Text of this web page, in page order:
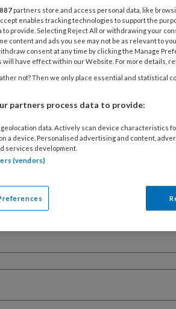
lezen?
lees 2 artikelen gratis per maand
887 partners store and access personal data, like
enables tracking technologies to support the
to provide. Selecting Reject All or withdrawing your
content and ads you see may not be as relevant to
consent at any time by clicking the Manage
will have effect within our Website. For more details,
not? Then we only place essential and statistical
partners process data to provide:
data. Actively scan device characteristics
a device. Personalised advertising and content,
services development.
(vendors)